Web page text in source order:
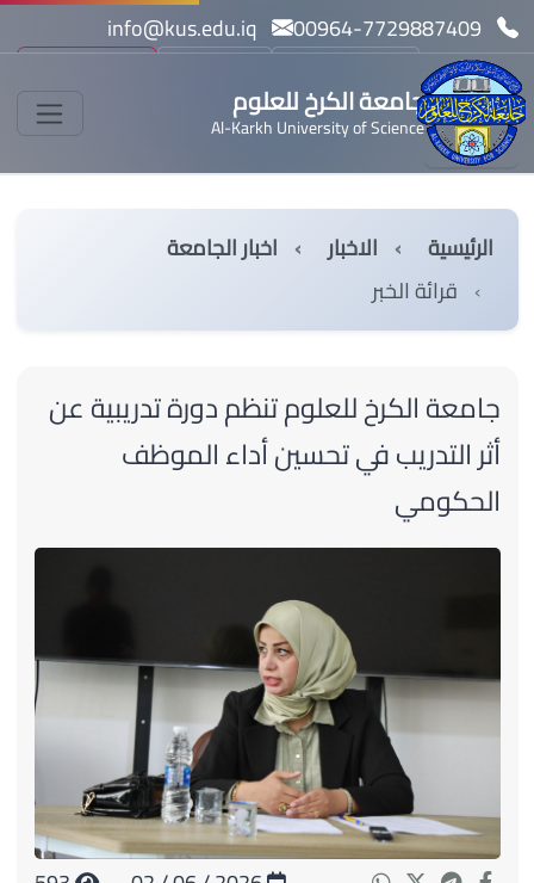
info@kus.edu.iq
بحث
جامعة الكرخ للعلوم
Al-Karkh University of Science
الرئيسية الاخبار
اخبار الجامعة
قرائة الخبر
جامعة الكرخ للعلوم تنظم دورة تدريبية عن
أثر التدريب في تحسين أداء الموظف
الحكومي